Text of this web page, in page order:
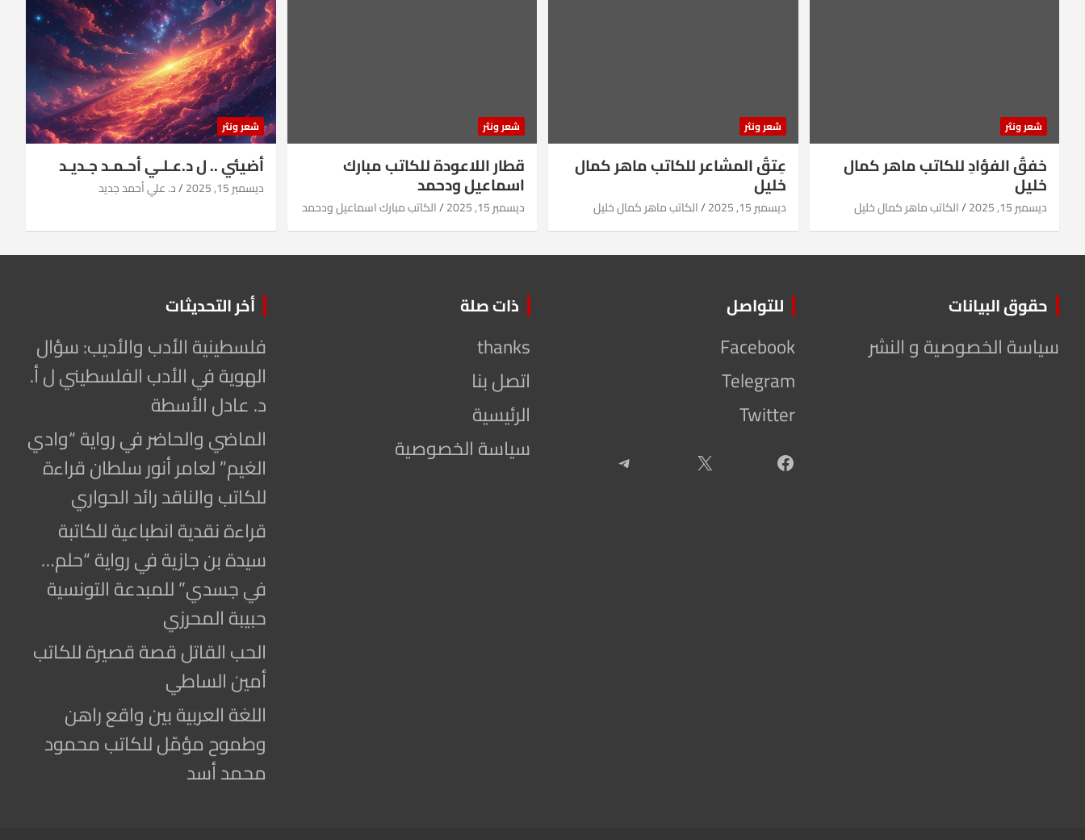
شعر ونثر
خفقُ الفؤادِ للكاتب ماهر كمال
خليل
ديسمبر 15, 2025 الكاتب ماهر كمال خليل
شعر ونثر
عِتقُ المشاعر للكاتب ماهر كمال
خليل
ديسمبر 15, 2025 الكاتب ماهر كمال خليل
شعر ونثر
قطار اللاعودة للكاتب مبارك
اسماعيل ودحمد
ديسمبر 15, 2025 الكاتب مبارك اسماعيل ودحمد
شعر ونثر
أضيئي .. ل د.عـلـي أحـمـد جـديـد
ديسمبر 15, 2025 د. علي أحمد جديد
حقوق البيانات
سياسة الخصوصية و النشر
للتواصل
Facebook
Telegram
Twitter
Facebook
X
Telegram
ذات صلة
thanks
اتصل بنا
الرئيسية
سياسة الخصوصية
أخر التحديثات
فلسطينية الأدب والأديب: سؤال
الهوية في الأدب الفلسطيني ل أ.
د. عادل الأسطة
الماضي والحاضر في رواية “وادي
الغيم” لعامر أنور سلطان قراءة
للكاتب والناقد رائد الحواري
قراءة نقدية انطباعية للكاتبة
سيدة بن جازية في رواية “حلم…
في جسدي” للمبدعة التونسية
حبيبة المحرزي
الحب القاتل قصة قصيرة للكاتب
أمين الساطي
اللغة العربية بين واقع راهن
وطموح مؤمّل للكاتب محمود
محمد أسد